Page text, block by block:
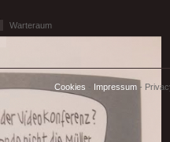
Warteraum
Cookies - Impressum -